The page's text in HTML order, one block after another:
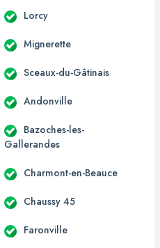
Lorcy
Mignerette
Sceaux-du-Gâtinais
Andonville
Bazoches-les-
Gallerandes
Charmont-en-Beauce
Chaussy 45
Faronville